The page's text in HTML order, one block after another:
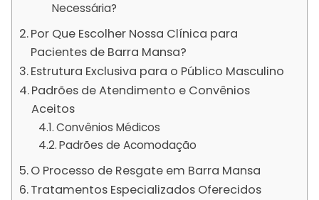
Necessária?
Por Que Escolher Nossa Clínica para
Pacientes de Barra Mansa?
Estrutura Exclusiva para o Público Masculino
Padrões de Atendimento e Convênios
Aceitos
Convênios Médicos
Padrões de Acomodação
O Processo de Resgate em Barra Mansa
Tratamentos Especializados Oferecidos